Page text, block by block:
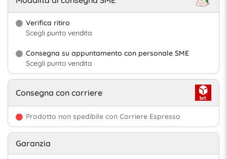
Verifica ritiro
Scegli punto vendita
Consegna su appuntamento con personale SME
Scegli punto vendita
Consegna con corriere
Prodotto non spedibile con Corriere Espresso
Garanzia